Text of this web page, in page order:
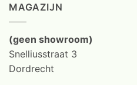
MAGAZIJN
(geen showroom)
Snelliusstraat 3
Dordrecht